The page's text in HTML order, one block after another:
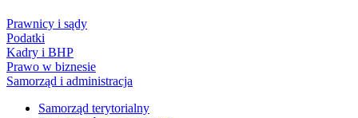
Prawnicy i sądy
Podatki
Kadry i BHP
Prawo w biznesie
Samorząd i administracja
Samorząd terytorialny